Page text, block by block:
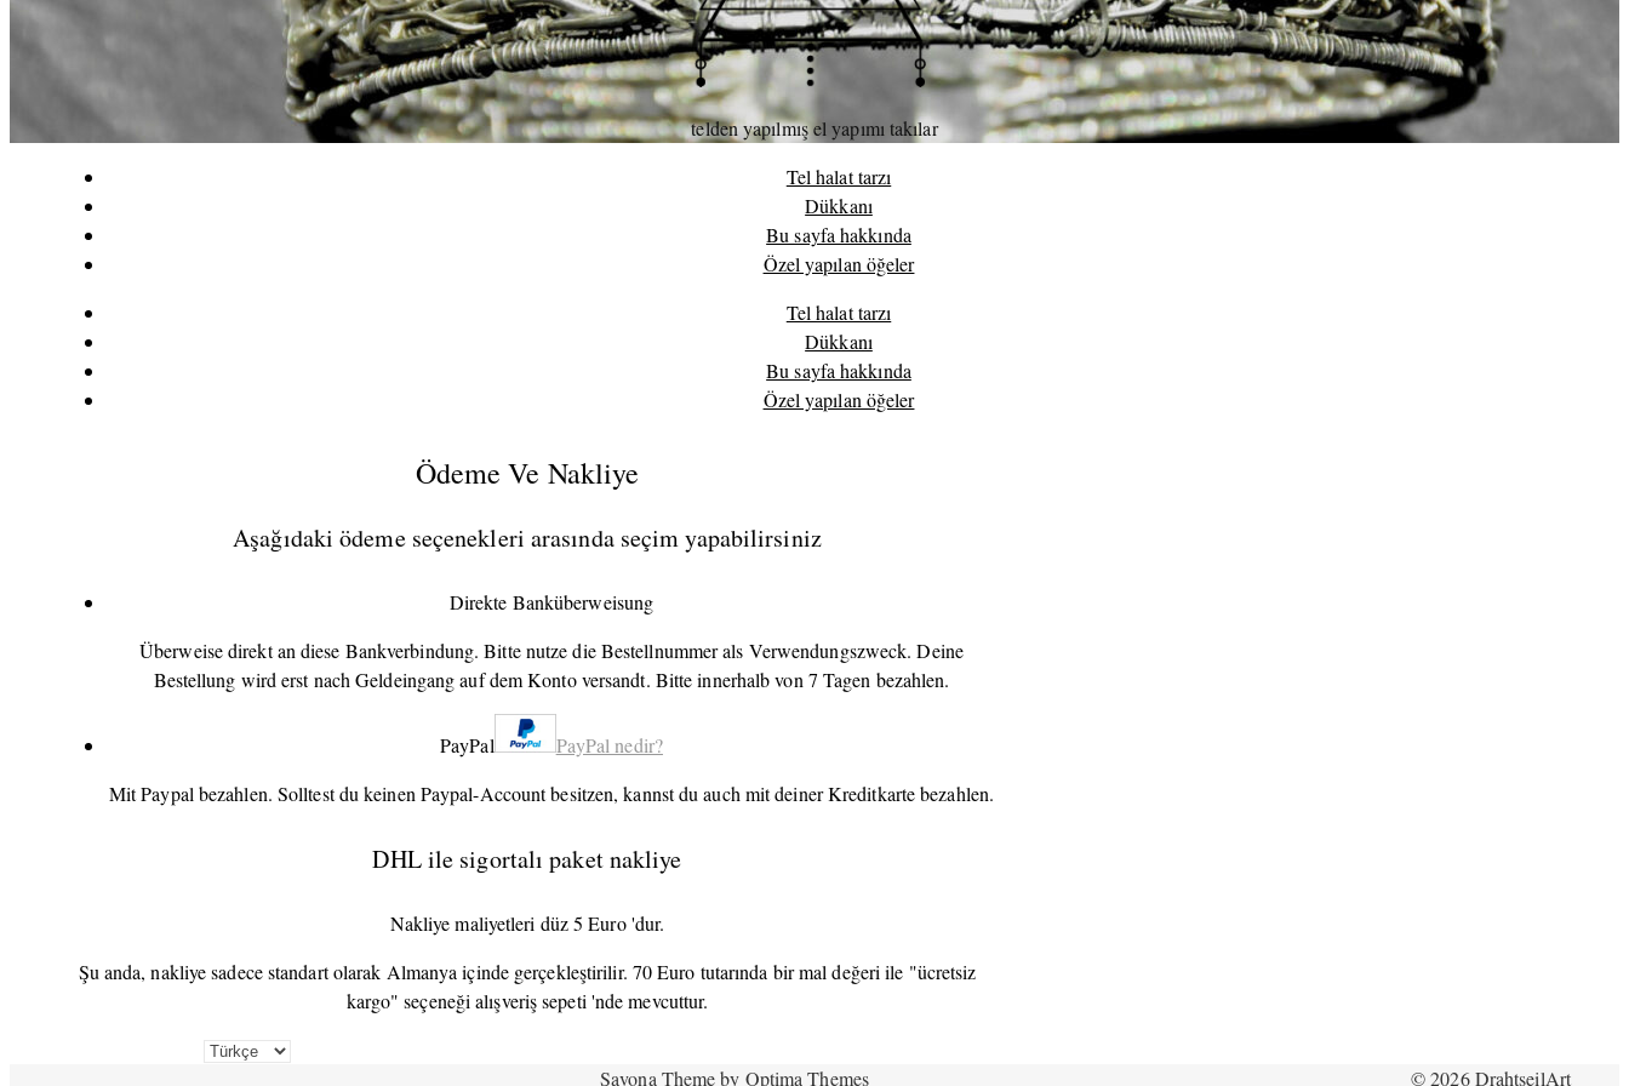
telden yapılmış el yapımı takılar
Tel halat tarzı
Dükkanı
Bu sayfa hakkında
Özel yapılan öğeler
Tel halat tarzı
Dükkanı
Bu sayfa hakkında
Özel yapılan öğeler
Ödeme Ve Nakliye
Aşağıdaki ödeme seçenekleri arasında seçim yapabilirsiniz
Direkte Banküberweisung
Überweise direkt an diese Bankverbindung. Bitte nutze die Bestellnummer als Verwendungszweck. Deine
Bestellung wird erst nach Geldeingang auf dem Konto versandt. Bitte innerhalb von 7 Tagen bezahlen.
PayPal
PayPal nedir?
Mit Paypal bezahlen. Solltest du keinen Paypal-Account besitzen, kannst du auch mit deiner Kreditkarte bezahlen.
DHL ile sigortalı paket nakliye
Nakliye maliyetleri düz 5 Euro 'dur.
Şu anda, nakliye sadece standart olarak Almanya içinde gerçekleştirilir. 70 Euro tutarında bir mal değeri ile "ücretsiz
kargo" seçeneği alışveriş sepeti 'nde mevcuttur.
Dil
© 2026 DrahtseilArt
Savona Theme by Optima Themes